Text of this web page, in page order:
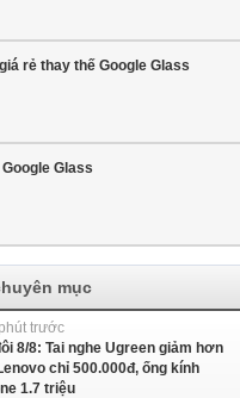
rẻ thay thế Google Glass
Glass
mục
trước
8/8: Tai nghe Ugreen giảm hơn
chỉ 500.000đ, ống kính
1.7 triệu